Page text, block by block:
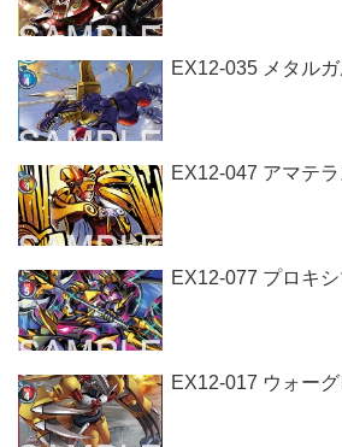
EX12-035 メタル
EX12-047 アマテ
EX12-077 プロキ
EX12-017 ウォー